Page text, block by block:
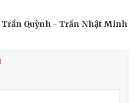
Trần Quỳnh - Trần Nhật Minh